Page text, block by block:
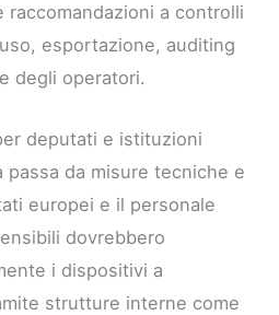
raccomandazioni a controlli
esportazione, auditing
degli operatori.
deputati e istituzioni
passa da misure tecniche e
europei e il personale
dovrebbero
i dispositivi a
strutture interne come